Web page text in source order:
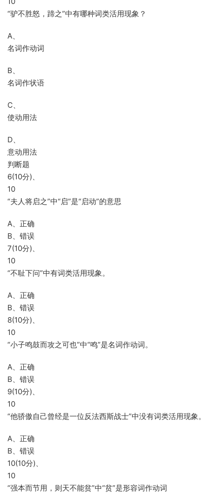
“驴不胜怒，蹄之”中有哪种词类活用现象？
A、
名词作动词
B、
名词作状语
C、
使动用法
D、
意动用法
判断题
6(10分)、
10
“夫人将启之”中“启”是“启动”的意思
A、正确
B、错误
7(10分)、
10
“不耻下问”中有词类活用现象。
A、正确
B、错误
8(10分)、
10
“小子鸣鼓而攻之可也”中“鸣”是名词作动词。
A、正确
B、错误
9(10分)、
10
“他骄傲自己曾经是一位反法西斯战士”中没有词类活用现象。
A、正确
B、错误
10(10分)、
10
“强本而节用，则天不能贫”中“贫”是形容词作动词